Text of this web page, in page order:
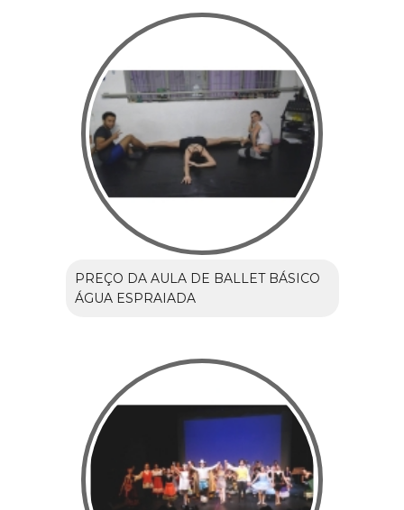
PREÇO DA AULA DE BALLET BÁSICO
ÁGUA ESPRAIADA